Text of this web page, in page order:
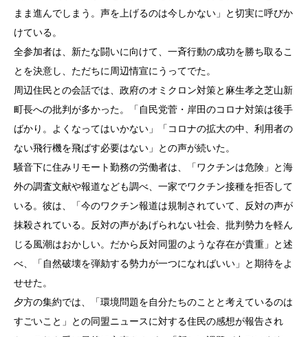
まま進んでしまう。声を上げるのは今しかない」と切実に呼びか
けている。
全参加者は、新たな闘いに向けて、一斉行動の成功を勝ち取るこ
とを決意し、ただちに周辺情宣にうってでた。
周辺住民との会話では、政府のオミクロン対策と麻生孝之芝山新
町長への批判が多かった。「自民党菅・岸田のコロナ対策は後手
ばかり。よくなってはいかない」「コロナの拡大の中、利用者の
ない飛行機を飛ばす必要はない」との声が続いた。
騒音下に住みリモート勤務の労働者は、「ワクチンは危険」と海
外の調査文献や報道なども調べ、一家でワクチン接種を拒否して
いる。彼は、「今のワクチン報道は規制されていて、反対の声が
抹殺されている。反対の声があげられない社会、批判勢力を軽ん
じる風潮はおかしい。だから反対同盟のような存在が貴重」と述
べ、「自然破壊を弾劾する勢力が一つになればいい」と期待をよ
せせた。
夕方の集約では、「環境問題を自分たちのことと考えているのは
すごいこと」との同盟ニュースに対する住民の感想が報告され